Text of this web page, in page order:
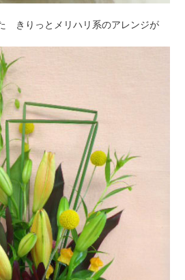
きりっとメリハリ系のアレンジが